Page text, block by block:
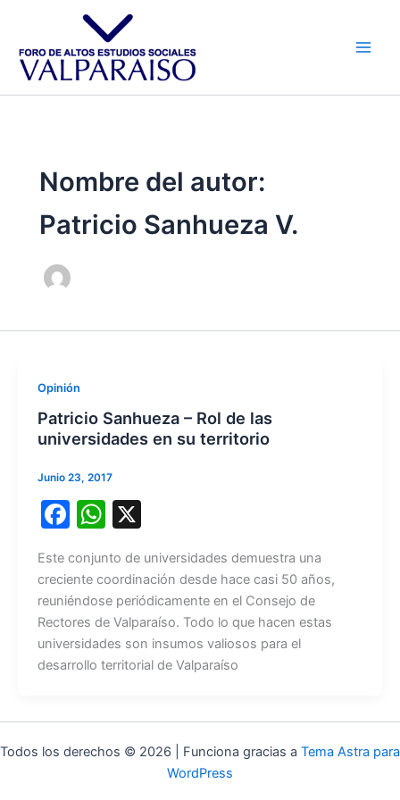
contenido
Nombre del autor:
Patricio Sanhueza V.
Opinión
Patricio Sanhueza – Rol de las
universidades en su territorio
Junio 23, 2017
F
c
e
b
o
k
W
at
s
A
p
X
Este conjunto de universidades demuestra una
creciente coordinación desde hace casi 50 años,
reuniéndose periódicamente en el Consejo de
Rectores de Valparaíso. Todo lo que hacen estas
universidades son insumos valiosos para el
desarrollo territorial de Valparaíso
Todos los derechos © 2026 | Funciona gracias a Tema Astra para
WordPress